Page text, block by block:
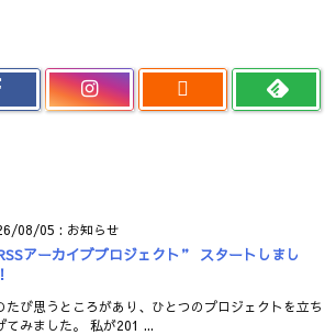

08/05 : お知らせ
アーカイブプロジェクト” スタートしまし
たび思うところがあり、ひとつのプロジェクトを立ち
てみました。 私が201 ...